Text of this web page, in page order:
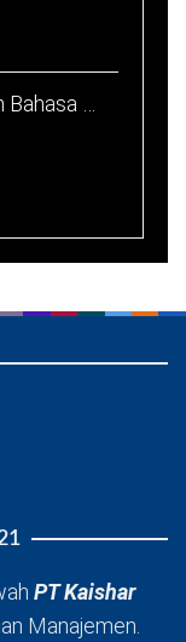
…
PT Kaishar
Manajemen.